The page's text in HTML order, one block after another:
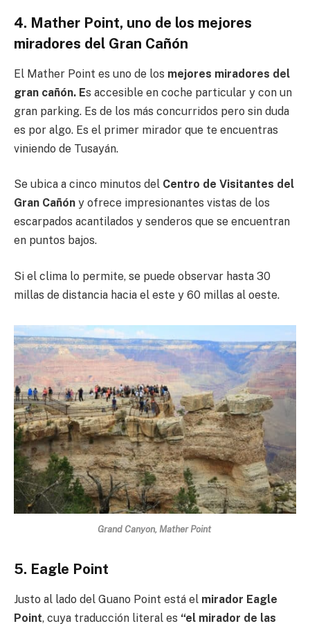
4. Mather Point, uno de los mejores
miradores del Gran Cañón
El Mather Point es uno de los mejores miradores del
gran cañón. Es accesible en coche particular y con un
gran parking. Es de los más concurridos pero sin duda
es por algo. Es el primer mirador que te encuentras
viniendo de Tusayán.
Se ubica a cinco minutos del Centro de Visitantes del
Gran Cañón y ofrece impresionantes vistas de los
escarpados acantilados y senderos que se encuentran
en puntos bajos.
Si el clima lo permite, se puede observar hasta 30
millas de distancia hacia el este y 60 millas al oeste.
Grand Canyon, Mather Point
5. Eagle Point
Justo al lado del Guano Point está el mirador Eagle
Point, cuya traducción literal es “el mirador de las